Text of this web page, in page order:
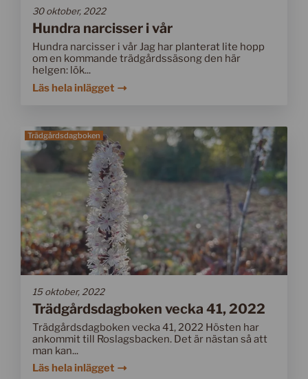
30 oktober, 2022
Hundra narcisser i vår
Hundra narcisser i vår Jag har planterat lite hopp
om en kommande trädgårdssäsong den här
helgen: lök...
Läs hela inlägget
Trädgårdsdagboken
15 oktober, 2022
Trädgårdsdagboken vecka 41, 2022
Trädgårdsdagboken vecka 41, 2022 Hösten har
ankommit till Roslagsbacken. Det är nästan så att
man kan...
Läs hela inlägget